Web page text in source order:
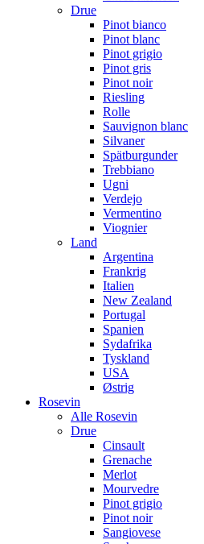
Drue
Pinot bianco
Pinot blanc
Pinot grigio
Pinot gris
Pinot noir
Riesling
Rolle
Sauvignon blanc
Silvaner
Spätburgunder
Trebbiano
Ugni
Verdejo
Vermentino
Viognier
Land
Argentina
Frankrig
Italien
New Zealand
Portugal
Spanien
Sydafrika
Tyskland
USA
Østrig
Rosevin
Alle Rosevin
Drue
Cinsault
Grenache
Merlot
Mourvedre
Pinot grigio
Pinot noir
Sangiovese